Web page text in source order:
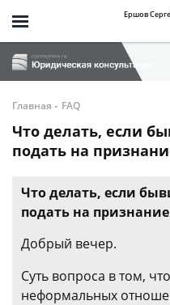
Ершов
Главная - FAQ
Что делать, если
подать на
Что делать, если
подать на
Добрый вечер.
Суть вопроса в том,
неформальных